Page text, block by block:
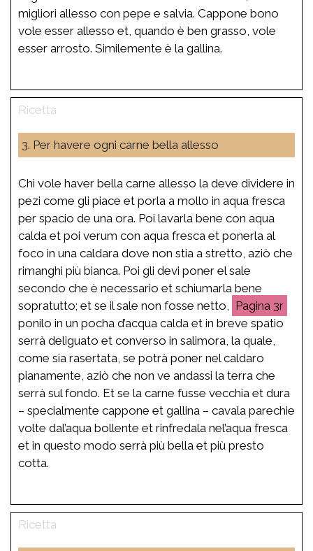
migliori allesso con pepe e salvia. Cappone bono
vole esser allesso et, quando è ben grasso, vole
esser arrosto. Similemente è la gallina.
3. Per havere ogni carne bella allesso
Chi vole haver bella carne allesso la deve dividere in
pezi come gli piace et porla a mollo in aqua fresca
per spacio de una ora. Poi lavarla bene con aqua
calda et poi verum con aqua fresca et ponerla al
foco in una caldara dove non stia a stretto, aziò che
rimanghi più bianca. Poi gli devi poner el sale
secondo che è necessario et schiumarla bene
sopratutto; et se il sale non fosse netto,
3r
ponilo in un pocha d’acqua calda et in breve spatio
serrà deliguato et converso in salimora, la quale,
come sia rasertata, se potrà poner nel caldaro
pianamente, aziò che non ve andassi la terra che
serrà sul fondo. Et se la carne fusse vecchia et dura
– specialmente cappone et gallina – cavala parechie
volte dal’aqua bollente et rinfredala nel’aqua fresca
et in questo modo serrà più bella et più presto
cotta.